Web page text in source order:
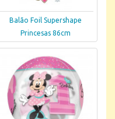
Balão Foil Supershape
Princesas 86cm